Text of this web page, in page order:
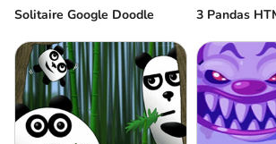
Solitaire Google Doodle 3 Pandas